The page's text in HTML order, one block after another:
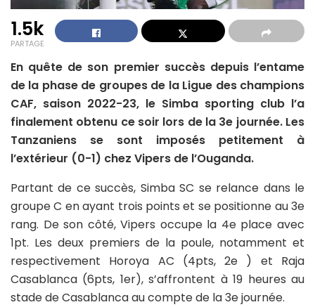
1.5k
PARTAGE
En quête de son premier succès depuis l’entame
de la phase de groupes de la Ligue des champions
CAF, saison 2022-23, le Simba sporting club l’a
finalement obtenu ce soir lors de la 3e journée. Les
Tanzaniens se sont imposés petitement à
l’extérieur (0-1) chez Vipers de l’Ouganda.
Partant de ce succès, Simba SC se relance dans le
groupe C en ayant trois points et se positionne au 3e
rang. De son côté, Vipers occupe la 4e place avec
1pt. Les deux premiers de la poule, notamment et
respectivement Horoya AC (4pts, 2e ) et Raja
Casablanca (6pts, 1er), s’affrontent à 19 heures au
stade de Casablanca au compte de la 3e journée.